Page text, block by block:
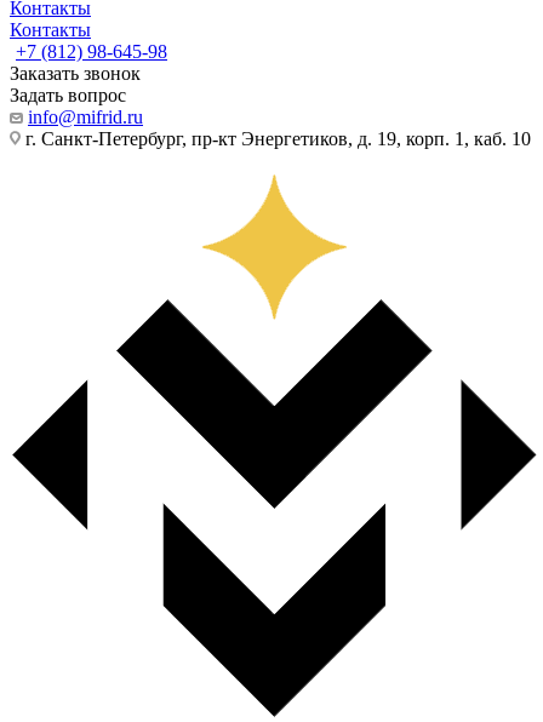
Контакты
Контакты
+7 (812) 98-645-98
Заказать звонок
Задать вопрос
info@mifrid.ru
г. Санкт-Петербург, пр-кт Энергетиков, д. 19, корп. 1, каб. 10